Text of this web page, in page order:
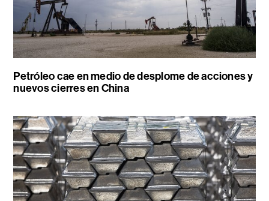
Petróleo cae en medio de desplome de acciones y
nuevos cierres en China